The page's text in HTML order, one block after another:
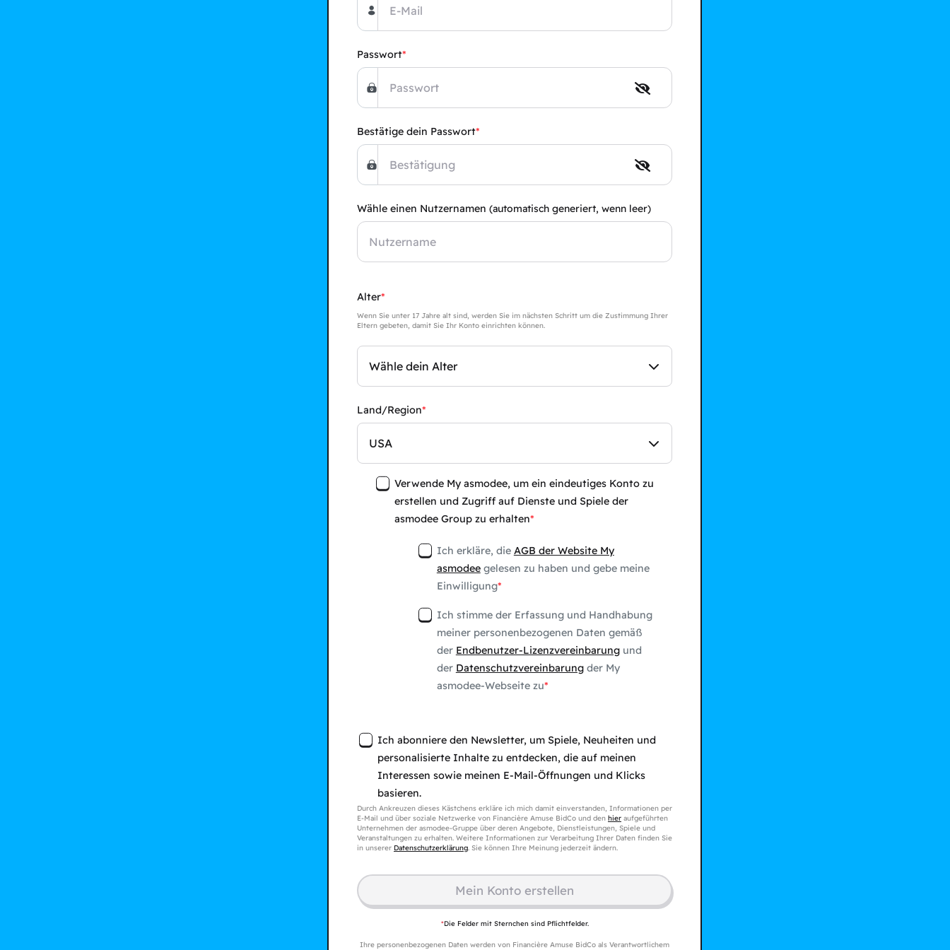
Passwort
Bestätige dein Passwort
Wähle einen Nutzernamen (automatisch generiert, wenn leer)
Alter
Wenn Sie unter 17 Jahre alt sind, werden Sie im nächsten Schritt um die Zustimmung Ihrer
Eltern gebeten, damit Sie Ihr Konto einrichten können.
Wähle dein Alter
Land/Region
USA
Verwende My asmodee, um ein eindeutiges Konto zu
erstellen und Zugriff auf Dienste und Spiele der
asmodee Group zu erhalten
Ich erkläre, die AGB der Website My
asmodeegelesen zu haben und gebe meine
Einwilligung
Ich stimme der Erfassung und Handhabung
meiner personenbezogenen Daten gemäß
der Endbenutzer-Lizenzvereinbarungund
der Datenschutzvereinbarungder My
asmodee-Webseite zu
Ich abonniere den Newsletter, um Spiele, Neuheiten und
personalisierte Inhalte zu entdecken, die auf meinen
Interessen sowie meinen E-Mail-Öffnungen und Klicks
basieren.
Durch Ankreuzen dieses Kästchens erkläre ich mich damit einverstanden, Informationen per
E-Mail und über soziale Netzwerke von Financière Amuse BidCo und den hier aufgeführten
Unternehmen der asmodee-Gruppe über deren Angebote, Dienstleistungen, Spiele und
Veranstaltungen zu erhalten. Weitere Informationen zur Verarbeitung Ihrer Daten finden Sie
in unserer Datenschutzerklärung. Sie können Ihre Meinung jederzeit ändern.
Mein Konto erstellen​
*Die Felder mit Sternchen sind Pflichtfelder.
Ihre personenbezogenen Daten werden von Financière Amuse BidCo als Verantwortlichem